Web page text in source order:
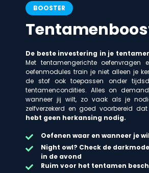
BOOSTER
De beste investering in je
Met tentamengerichte oefenvragen
oefenmodules train je niet alleen je
de stof ook toepassen onder
tentamencondities. Alles on
wanneer jij wilt, zo vaak als je
zelfverzekerd en goed voorbereid
hebt geen herkansing nodig.
Oefenen waar en wanneer je
Night owl? Check de
in de avond
Ruim voor het tentamen